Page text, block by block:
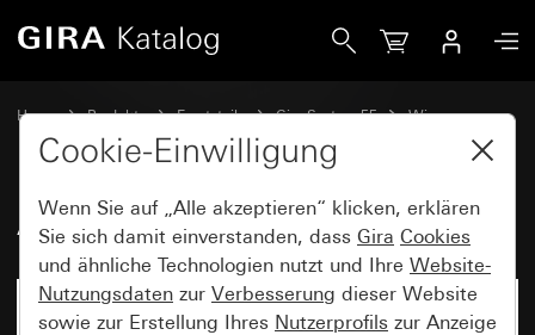
Home Produkte Ersatzteile Gira System 55 Wippen
Alt - Wippe
Cookie-Einwilligung
Wenn Sie auf „Alle akzeptieren“ klicken, erklären
Sie sich damit einverstanden, dass Gira Cookies
und ähnliche Technologien nutzt und Ihre Website-
Nutzungsdaten zur Verbesserung dieser Website
sowie zur Erstellung Ihres Nutzerprofils zur Anzeige